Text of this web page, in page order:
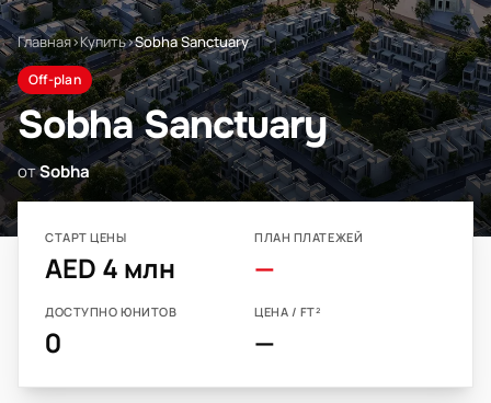
Главная›Купить›Sobha Sanctuary
Off-plan
Sobha Sanctuary
отSobha
СТАРТ ЦЕНЫ
AED 4 млн
ПЛАН ПЛАТЕЖЕЙ
—
ДОСТУПНО ЮНИТОВ
0
ЦЕНА / FT²
—